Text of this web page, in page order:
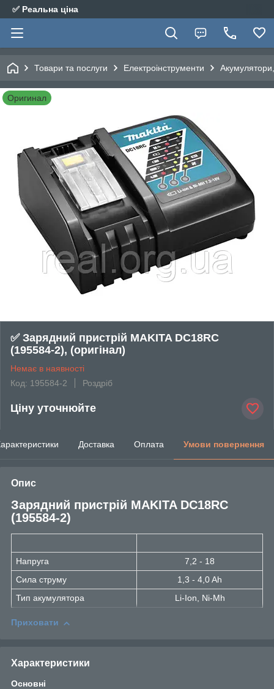
✅ Реальна ціна
Товари та послуги Електроінструменти
Оригинал
✅ Зарядний пристрій MAKITA DC18RC
(195584-2), (оригінал)
Немає в наявності
Код: 195584-2
Роздріб
Ціну уточнюйте
Доставка Оплата Умови повернення
Опис
Зарядний пристрій MAKITA DC18RC
(195584-2)
Напруга
7,2 - 18
Сила струму
1,3 - 4,0 Ah
Тип акумулятора
Li-Ion, Ni-Mh
Приховати
Характеристики
Основні